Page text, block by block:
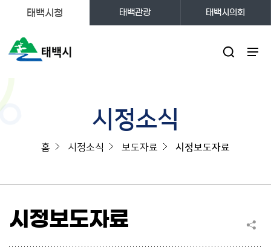
태백시청 태백관광 태백시의회
시정소식
홈 시정소식 보도자료 시정보도자료
시정보도자료